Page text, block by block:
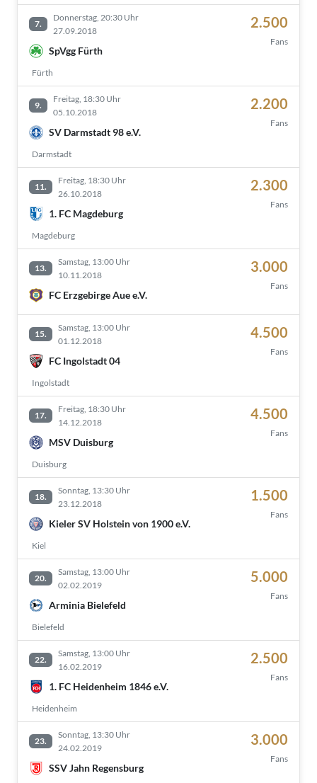
7.
Donnerstag, 20:30 Uhr
27.09.2018
SpVgg Fürth
Fürth
2.500
Fans
9.
Freitag, 18:30 Uhr
05.10.2018
SV Darmstadt 98 e.V.
Darmstadt
2.200
Fans
11.
Freitag, 18:30 Uhr
26.10.2018
1. FC Magdeburg
Magdeburg
2.300
Fans
13.
Samstag, 13:00 Uhr
10.11.2018
FC Erzgebirge Aue e.V.
3.000
Fans
15.
Samstag, 13:00 Uhr
01.12.2018
FC Ingolstadt 04
Ingolstadt
4.500
Fans
17.
Freitag, 18:30 Uhr
14.12.2018
MSV Duisburg
Duisburg
4.500
Fans
18.
Sonntag, 13:30 Uhr
23.12.2018
Kieler SV Holstein von 1900 e.V.
Kiel
1.500
Fans
20.
Samstag, 13:00 Uhr
02.02.2019
Arminia Bielefeld
Bielefeld
5.000
Fans
22.
Samstag, 13:00 Uhr
16.02.2019
1. FC Heidenheim 1846 e.V.
Heidenheim
2.500
Fans
23.
Sonntag, 13:30 Uhr
24.02.2019
SSV Jahn Regensburg
3.000
Fans